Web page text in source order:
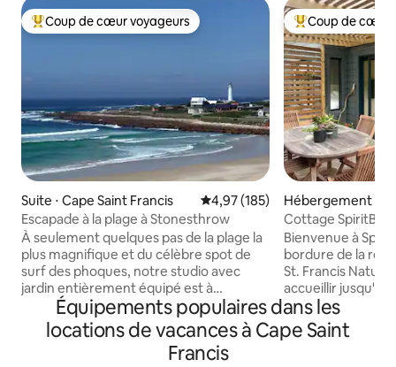
Coups de cœur voyageurs les plus appréciés
Coup de cœur voyageurs
Suite ⋅ Cape Saint Francis Évaluation moyenne sur la
4,97 (185)
Escapade à la plage à Stonesthrow
À seulement quelques pas de la plage la
plus magnifique et du célèbre spot de
surf des phoques, notre studio avec
jardin entièrement équipé est à
seulement deux minutes à pied. Profitez
de promenades sur la plage jusqu'au
phare, le côté sauvage et nos réserves
naturelles. Superbe pêche et snorkeling
Coups de cœur
Coup de cœur
Hébergement ⋅
cis
Cottage SpiritBird
Bienvenue à
bordure de la
St. Francis
accueillir jusqu'à
dispose de deux
de bains, d'une
d'un espace
Équipements populaires dans les
locations de vacances à Cape Saint
Francis